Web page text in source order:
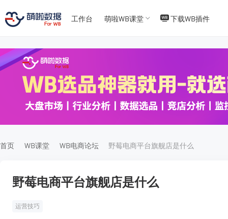
45
工作台 萌啦WB课堂 下载WB插件
首页 WB课堂 WB电商论坛 野莓电商平台旗舰店是什么
野莓电商平台旗舰店是什么
运营技巧